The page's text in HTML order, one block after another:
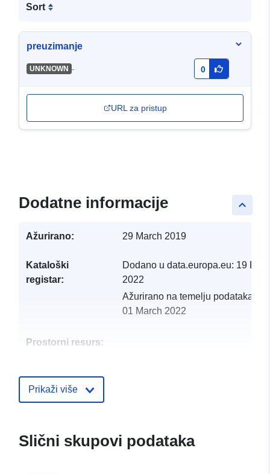
Sort
preuzimanje
UNKNOWN - 0
URL za pristup
keyboard_arrow_up
Dodatne informacije
Ažurirano: 29 March 2019
Kataloški
registar:
Dodano u data.europa.eu: 19
2022
Ažurirano na temelju
01 March 2022
Prostorni resurs:
519693151441
Prikaži više
Slični skupovi podataka